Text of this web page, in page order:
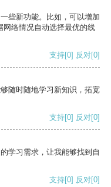
些新功能。比如，可以增加
网络情况自动选择最优的线
支持[0] 反对[0]
随时随地学习新知识，拓宽
支持[0] 反对[0]
学习需求，让我能够找到自
支持[0] 反对[0]